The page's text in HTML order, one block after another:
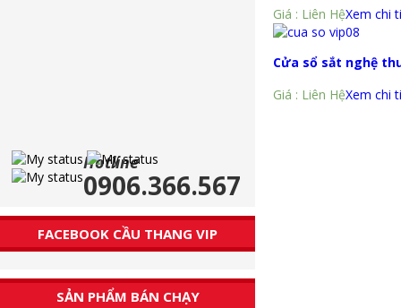
Giá : Liên HệXem chi
Cửa sổ sắt nghệ
Giá : Liên HệXem chi
Hotline
0906.366.567
FACEBOOK CẦU THANG VIP
SẢN PHẨM BÁN CHẠY